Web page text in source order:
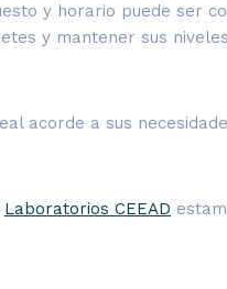
y horario puede ser
y mantener sus
acorde a sus
Laboratorios CEEAD